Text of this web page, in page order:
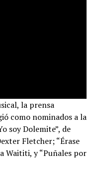
la prensa
como nominados a la
soy Dolemite”, de
Fletcher; “Érase
Waititi, y “Puñales por